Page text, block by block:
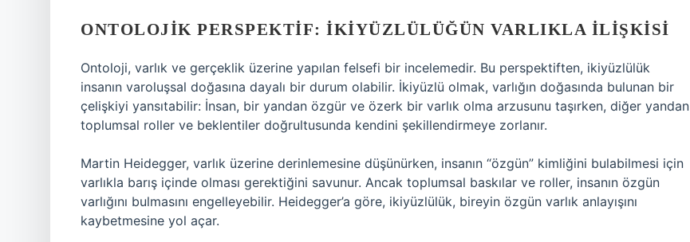
ONTOLOJIK PERSPEKTIF: İKIYÜZLÜLÜĞÜN VARLIKLA İLIŞKISI
Ontoloji, varlık ve gerçeklik üzerine yapılan felsefi bir incelemedir. Bu perspektiften, ikiyüzlülük
insanın varoluşsal doğasına dayalı bir durum olabilir. İkiyüzlü olmak, varlığın doğasında bulunan bir
çelişkiyi yansıtabilir: İnsan, bir yandan özgür ve özerk bir varlık olma arzusunu taşırken, diğer yandan
toplumsal roller ve beklentiler doğrultusunda kendini şekillendirmeye zorlanır.
Martin Heidegger, varlık üzerine derinlemesine düşünürken, insanın “özgün” kimliğini bulabilmesi için
varlıkla barış içinde olması gerektiğini savunur. Ancak toplumsal baskılar ve roller, insanın özgün
varlığını bulmasını engelleyebilir. Heidegger’a göre, ikiyüzlülük, bireyin özgün varlık anlayışını
kaybetmesine yol açar.